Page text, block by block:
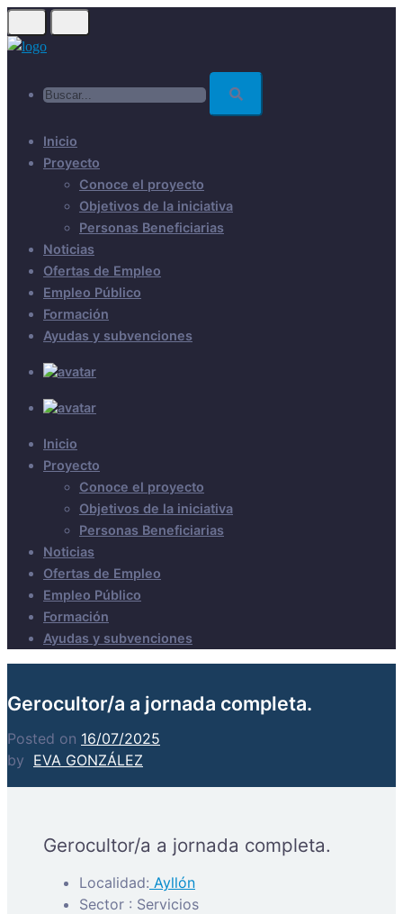
Skip
to
Inicio
Proyecto
Conoce el proyecto
Objetivos de la iniciativa
Personas Beneficiarias
Noticias
Ofertas de Empleo
Empleo Público
Formación
Ayudas y subvenciones
Inicio
Proyecto
Conoce el proyecto
Objetivos de la iniciativa
Personas Beneficiarias
Noticias
Ofertas de Empleo
Empleo Público
Formación
Ayudas y subvenciones
Gerocultor/a a jornada completa.
Posted on 16/07/2025
by EVA GONZÁLEZ
Gerocultor/a a jornada completa.
Localidad: Ayllón
Sector : Servicios